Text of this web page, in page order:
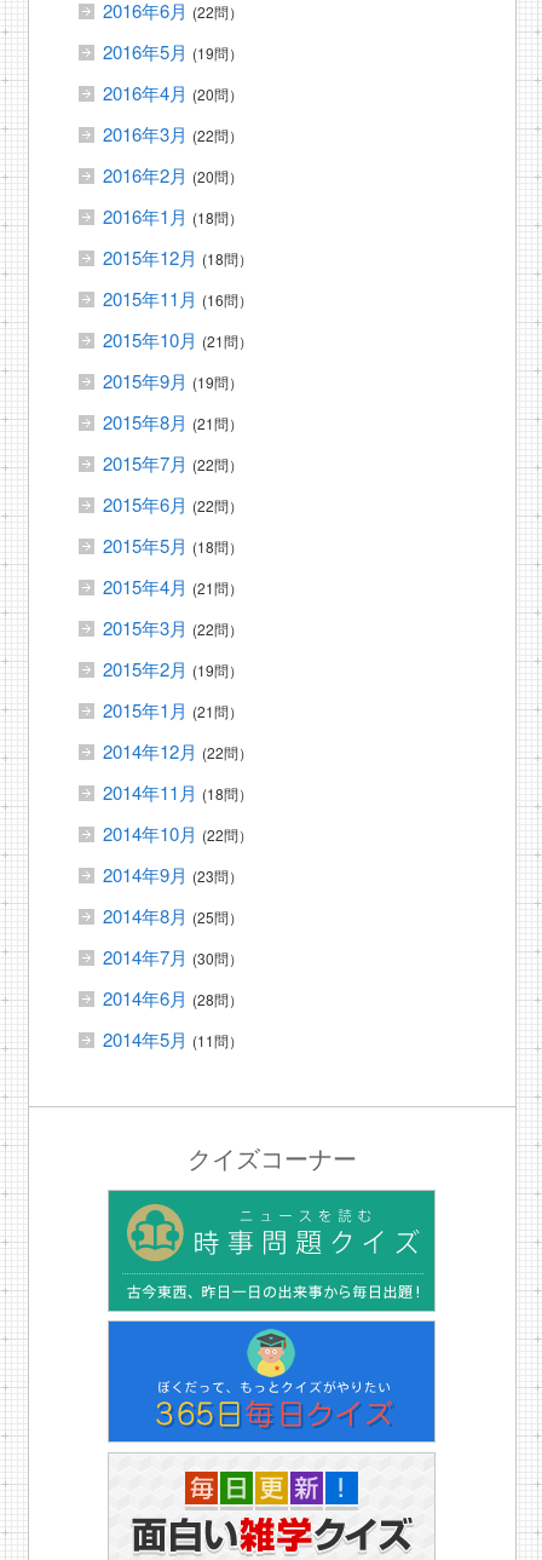
2016年6月 (22問）
2016年5月 (19問）
2016年4月 (20問）
2016年3月 (22問）
2016年2月 (20問）
2016年1月 (18問）
2015年12月 (18問）
2015年11月 (16問）
2015年10月 (21問）
2015年9月 (19問）
2015年8月 (21問）
2015年7月 (22問）
2015年6月 (22問）
2015年5月 (18問）
2015年4月 (21問）
2015年3月 (22問）
2015年2月 (19問）
2015年1月 (21問）
2014年12月 (22問）
2014年11月 (18問）
2014年10月 (22問）
2014年9月 (23問）
2014年8月 (25問）
2014年7月 (30問）
2014年6月 (28問）
2014年5月 (11問）
クイズコーナー